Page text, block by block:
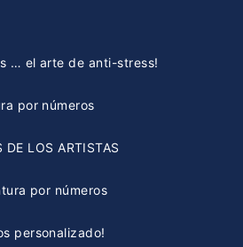
… el arte de anti-stress!
por números
LOS ARTISTAS
por números
personalizado!